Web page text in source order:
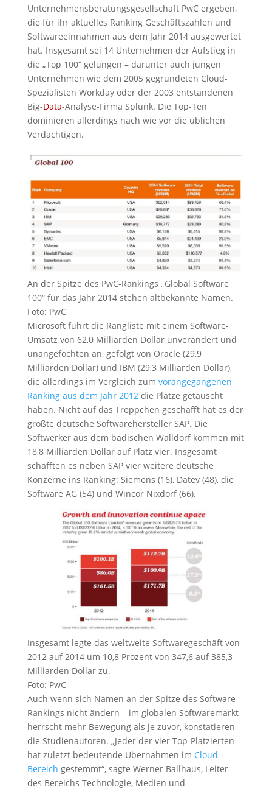
Unternehmensberatungsgesellschaft PwC ergeben,
die für ihr aktuelles Ranking Geschäftszahlen und
Softwareeinnahmen aus dem Jahr 2014 ausgewertet
hat. Insgesamt sei 14 Unternehmen der Aufstieg in
die „Top 100“ gelungen – darunter auch jungen
Unternehmen wie dem 2005 gegründeten Cloud-
Spezialisten Workday oder der 2003 entstandenen
Big-Data-Analyse-Firma Splunk. Die Top-Ten
dominieren allerdings nach wie vor die üblichen
Verdächtigen.
An der Spitze des PwC-Rankings „Global Software
100“ für das Jahr 2014 stehen altbekannte Namen.
Foto: PwC
Microsoft führt die Rangliste mit einem Software-
Umsatz von 62,0 Milliarden Dollar unverändert und
unangefochten an, gefolgt von Oracle (29,9
Milliarden Dollar) und IBM (29,3 Milliarden Dollar),
die allerdings im Vergleich zum vorangegangenen
Ranking aus dem Jahr 2012die Plätze getauscht
haben. Nicht auf das Treppchen geschafft hat es der
größte deutsche Softwarehersteller SAP. Die
Softwerker aus dem badischen Walldorf kommen mit
18,8 Milliarden Dollar auf Platz vier. Insgesamt
schafften es neben SAP vier weitere deutsche
Konzerne ins Ranking: Siemens (16), Datev (48), die
Software AG (54) und Wincor Nixdorf (66).
Insgesamt legte das weltweite Softwaregeschäft von
2012 auf 2014 um 10,8 Prozent von 347,6 auf 385,3
Milliarden Dollar zu.
Foto: PwC
Auch wenn sich Namen an der Spitze des Software-
Rankings nicht ändern – im globalen Softwaremarkt
herrscht mehr Bewegung als je zuvor, konstatieren
die Studienautoren. „Jeder der vier Top-Platzierten
hat zuletzt bedeutende Übernahmen im Cloud-
Bereich gestemmt“, sagte Werner Ballhaus, Leiter
des Bereichs Technologie, Medien und